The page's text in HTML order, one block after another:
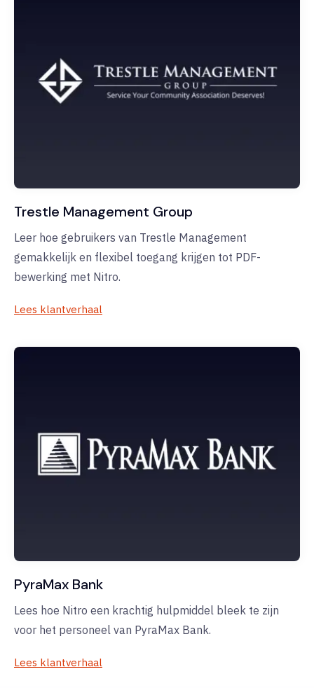
Trestle Management Group
Leer hoe gebruikers van Trestle Management
gemakkelijk en flexibel toegang krijgen tot PDF-
bewerking met Nitro.
Lees klantverhaal
PyraMax Bank
Lees hoe Nitro een krachtig hulpmiddel bleek te zijn
voor het personeel van PyraMax Bank.
Lees klantverhaal